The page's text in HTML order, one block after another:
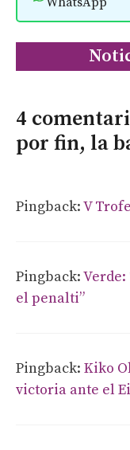
4
por fin, la
Pingback:V
Pingback:
el penalti”
Pingback: Kiko
victoria ante el